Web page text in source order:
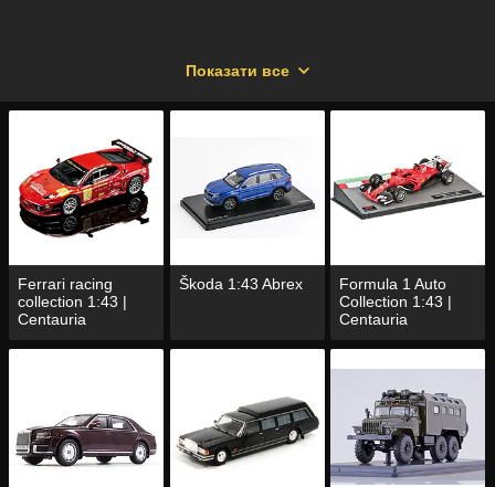
Показати все
Ferrari racing
collection 1:43 |
Centauria
Škoda 1:43 Abrex
Formula 1 Auto
Collection 1:43 |
Centauria